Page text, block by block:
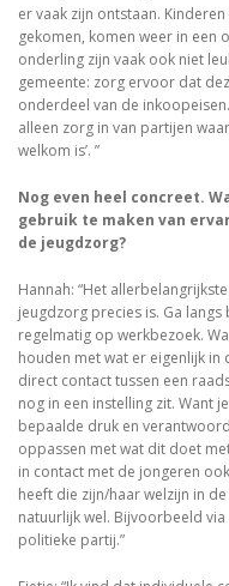
er vaak zijn ontstaan.
gekomen, komen weer in een
onderling zijn vaak ook niet
gemeente: zorg ervoor dat
onderdeel van de
alleen zorg in van partijen
welkom is’. ”
Nog even heel concreet.
gebruik te maken van
de jeugdzorg?
Hannah: “Het
jeugdzorg precies is. Ga
regelmatig op werkbezoek.
houden met wat er eigenlijk
direct contact tussen een
nog in een instelling zit. Want
bepaalde druk en
oppassen met wat dit doet
in contact met de jongeren
heeft die zijn/haar welzijn in
natuurlijk wel. Bijvoorbeeld
politieke partij.”